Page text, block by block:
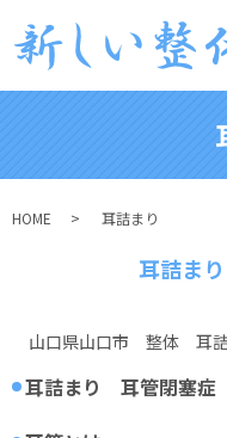
HOME 耳詰まり
耳詰まり
山口県山口市 整体 耳詰
耳詰まり 耳管閉塞症